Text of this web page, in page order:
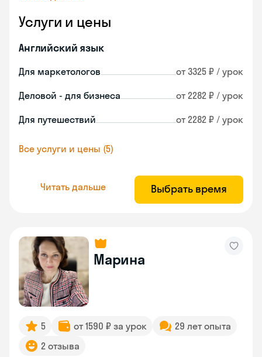
Услуги и цены
Английский язык
Для маркетологов от 3325 ₽ / урок
Деловой - для бизнеса от 2282 ₽ / урок
Для путешествий от 2282 ₽ / урок
Все услуги и цены (5)
Читать дальше Выбрать время
Марина
5 от 1590 ₽ за урок
29 лет опыта
2 отзыва